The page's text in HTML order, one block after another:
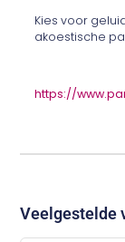
Kies voor
akoestische
https://
Veelgestelde